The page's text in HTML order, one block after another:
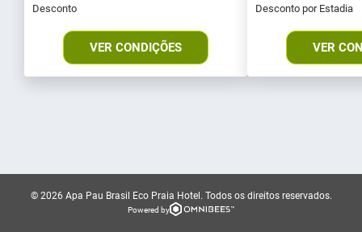
Desconto
VER CONDIÇÕES
Desconto por Estadia
VER
© 2026 Apa Pau Brasil Eco Praia Hotel. Todos os direitos reservados.
Powered by